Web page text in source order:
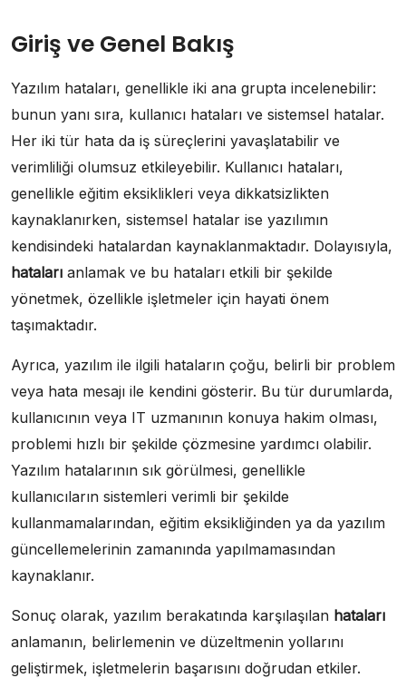
Giriş ve Genel Bakış
Yazılım hataları, genellikle iki ana grupta incelenebilir:
bunun yanı sıra, kullanıcı hataları ve sistemsel hatalar.
Her iki tür hata da iş süreçlerini yavaşlatabilir ve
verimliliği olumsuz etkileyebilir. Kullanıcı hataları,
genellikle eğitim eksiklikleri veya dikkatsizlikten
kaynaklanırken, sistemsel hatalar ise yazılımın
kendisindeki hatalardan kaynaklanmaktadır. Dolayısıyla,
hataları anlamak ve bu hataları etkili bir şekilde
yönetmek, özellikle işletmeler için hayati önem
taşımaktadır.
Ayrıca, yazılım ile ilgili hataların çoğu, belirli bir problem
veya hata mesajı ile kendini gösterir. Bu tür durumlarda,
kullanıcının veya IT uzmanının konuya hakim olması,
problemi hızlı bir şekilde çözmesine yardımcı olabilir.
Yazılım hatalarının sık görülmesi, genellikle
kullanıcıların sistemleri verimli bir şekilde
kullanmamalarından, eğitim eksikliğinden ya da yazılım
güncellemelerinin zamanında yapılmamasından
kaynaklanır.
Sonuç olarak, yazılım berakatında karşılaşılan hataları
anlamanın, belirlemenin ve düzeltmenin yollarını
geliştirmek, işletmelerin başarısını doğrudan etkiler.